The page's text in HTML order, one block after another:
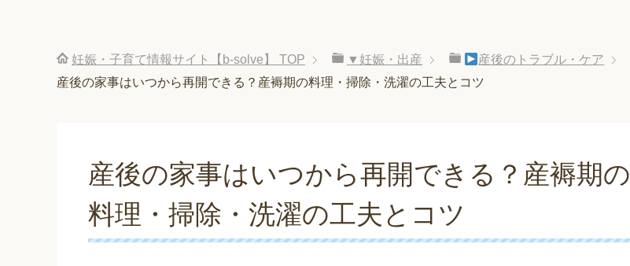
妊娠・子育て情報サイト【b-solve】 TOP ▼妊娠・出産
産後のトラブル・ケア
産後の家事はいつから再開できる？産褥期の料理・掃除・洗濯の工夫とコツ
産後の家事はいつから再開できる？産褥期の
料理・掃除・洗濯の工夫とコツ